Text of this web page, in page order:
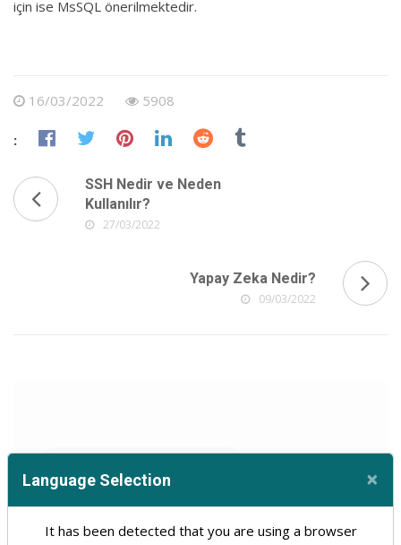
için ise MsSQL önerilmektedir.
16/03/2022 5908
:
SSH Nedir ve Neden
Kullanılır?
27/03/2022
Yapay Zeka Nedir?
09/03/2022
Hosting 31 Domain 11
Language Selection ×
It has been detected that you are using a browser